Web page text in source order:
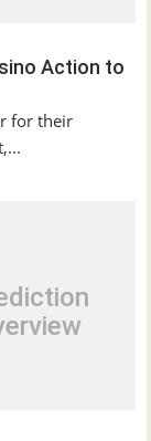
Action to
for their